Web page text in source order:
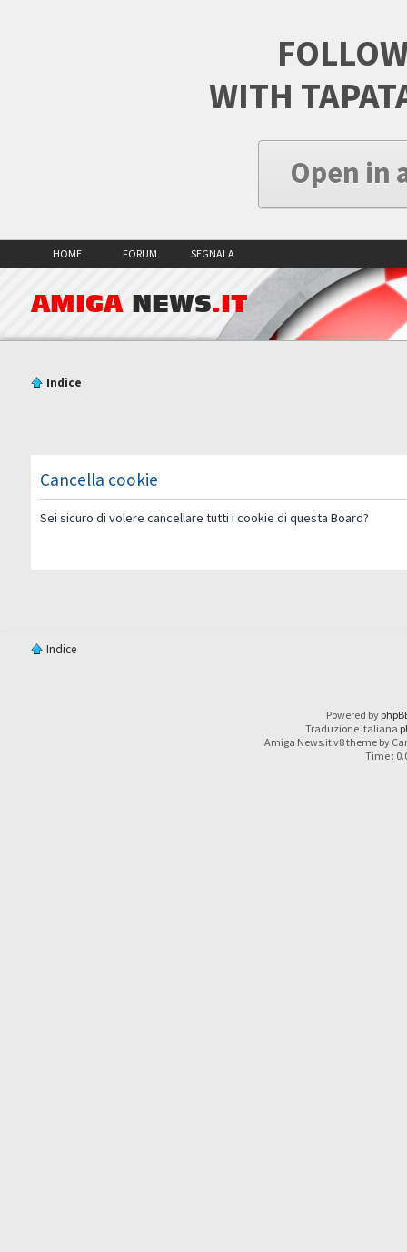
WITH
Open in
HOME FORUM SEGNALA
AMIGA NEWS.IT
Indice
Cancella cookie
Sei sicuro di volere cancellare tutti i cookie di questa Board?
Indice
Powered by
Traduzione Italiana
Amiga News.it v8 theme by
Time :